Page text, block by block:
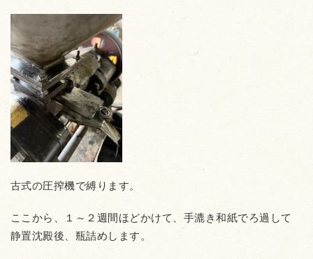
古式の圧搾機で縛ります。
ここから、１～２週間ほどかけて、手漉き和紙でろ過して
静置沈殿後、瓶詰めします。